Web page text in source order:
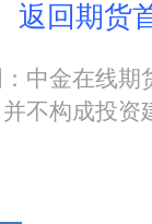
返回期货
中金在线
不构成投